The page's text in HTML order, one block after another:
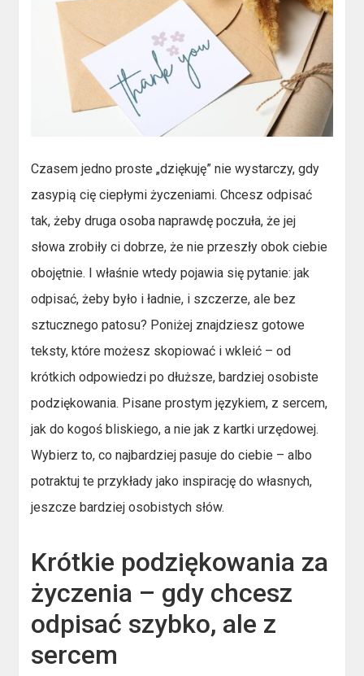
Czasem jedno proste „dziękuję” nie wystarczy, gdy
zasypią cię ciepłymi życzeniami. Chcesz odpisać
tak, żeby druga osoba naprawdę poczuła, że jej
słowa zrobiły ci dobrze, że nie przeszły obok ciebie
obojętnie. I właśnie wtedy pojawia się pytanie: jak
odpisać, żeby było i ładnie, i szczerze, ale bez
sztucznego patosu? Poniżej znajdziesz gotowe
teksty, które możesz skopiować i wkleić – od
krótkich odpowiedzi po dłuższe, bardziej osobiste
podziękowania. Pisane prostym językiem, z sercem,
jak do kogoś bliskiego, a nie jak z kartki urzędowej.
Wybierz to, co najbardziej pasuje do ciebie – albo
potraktuj te przykłady jako inspirację do własnych,
jeszcze bardziej osobistych słów.
Krótkie podziękowania za
życzenia – gdy chcesz
odpisać szybko, ale z
sercem